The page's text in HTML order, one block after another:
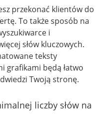
przekonać klientów do
To także sposób na
i
słów kluczowych.
teksty
grafikami będą łatwo
Twoją stronę.
liczby słów na